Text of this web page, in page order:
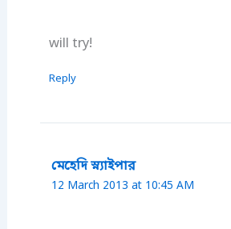
will try!
Reply
মেহেদি স্ন্যাইপার
12 March 2013 at 10:45 AM